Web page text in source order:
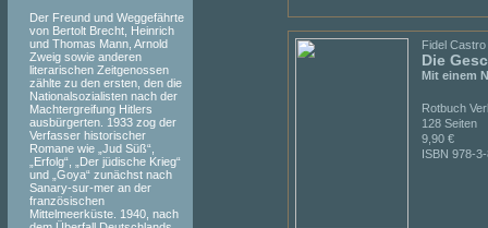
Der Freund und Weggefährte
von Bertolt Brecht, Heinrich
und Thomas Mann, Arnold
Zweig sowie anderen
literarischen Zeitgenossen
zählte zu den ersten, den die
Nationalsozialisten nach der
Machtergreifung Hitlers
ausbürgerten. 1933 zog der
Verfasser historischer
Romane wie „Jud Süß“,
„Erfolg“, „Der jüdische Krieg“
und „Goya“ zunächst nach
Sanary-sur-mer an der
französischen
Mittelmeerküste. 1940, nach
Fidel Castro
Die
Mit einem
Rotbuch
128 Seiten
9,90 €
ISBN 978-